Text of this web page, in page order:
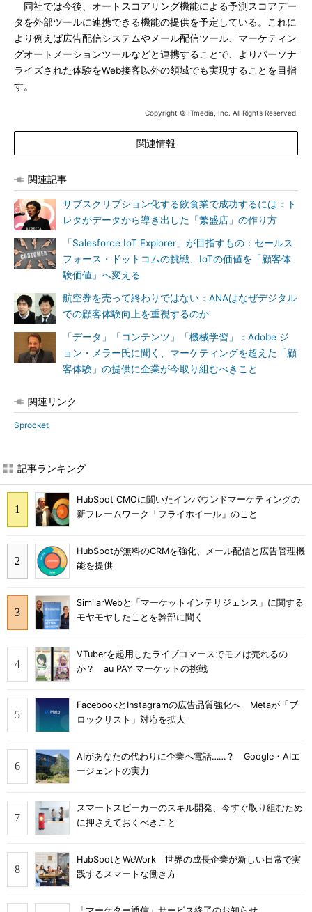
同社では今後、オートスコアリング機能による予測スコアデー
タを外部ツールに連携できる機能の提供を予定している。これに
より例えば広告配信システムやメール配信ツール、マーケティン
グオートメーションツールなどと連携することで、よりパーソナ
ライズされた体験をWeb接客以外の領域でも実現することを目指
す。
Copyright © ITmedia, Inc. All Rights Reserved.
関連情報
関連記事
サブスクリプション化する飲食業で成功するには：ト
レタがデータから導き出した「繁盛店」の作り方
「Salesforce IoT Explorer」が目指すもの：セールス
フォース・ドットコムの挑戦、IoTの価値を「顧客体
験価値」へ変える
航空券を売って終わりではない：ANAはなぜデジタル
での顧客体験向上を重視するのか
「データ」「コンテンツ」「機械学習」：Adobe ジ
ョン・メラー氏に聞く、マーケティングを超えた「顧
客体験」の提供に企業が今取り組むべきこと
関連リンク
Sprocket
記事ランキング
HubSpot CMOに聞いたインバウンドマーケティングの
新フレームワーク「フライホイール」のこと
HubSpotが無料のCRMを強化、メール配信と広告管理機
能を提供
SimilarWebと「マーケットインテリジェンス」に関する
モヤモヤしたことを幹部に聞く
VTuberを起用したライブコマースでモノは売れるの
か？ au PAY マーケットの挑戦
FacebookとInstagramの広告品質強化へ Metaが「ブ
ロックリスト」対応を拡大
AIがあなたの代わりに企業へ電話……？ Google・AIエ
ージェントの実力
スマートスピーカーのスキル開発、今すぐ取り組むため
に押さえておくべきこと
HubSpotとWeWork 世界の成長企業が新しい日常で実
践するスマートな働き方